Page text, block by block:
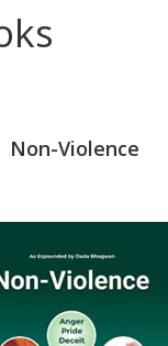
Non-Violence